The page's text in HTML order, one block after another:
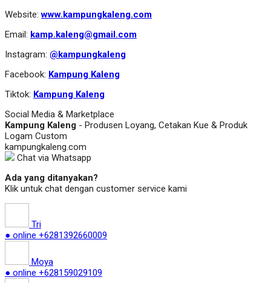
Website:www.kampungkaleng.com
Email: kamp.kaleng@gmail.com
Instagram: @kampungkaleng
Facebook: Kampung Kaleng
Tiktok: Kampung Kaleng
Social Media & Marketplace
Kampung Kaleng - Produsen Loyang, Cetakan Kue & Produk
Logam Custom
kampungkaleng.com
Chat via Whatsapp
Ada yang ditanyakan?
Klik untuk chat dengan customer service kami
Tri
● online +6281392660009
Moya
● online +628159029109